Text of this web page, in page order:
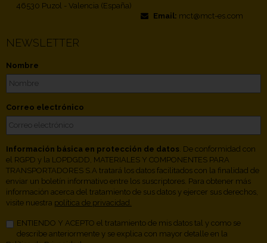
46530 Puzol - Valencia (España)
Email: mct@mct-es.com
NEWSLETTER
Nombre
Correo electrónico
Información básica en protección de datos . De conformidad con
el RGPD y la LOPDGDD, MATERIALES Y COMPONENTES PARA
TRANSPORTADORES S.A tratará los datos facilitados con la finalidad de
enviar un boletín informativo entre los suscriptores. Para obtener más
información acerca del tratamiento de sus datos y ejercer sus derechos,
visite nuestra política de privacidad.
ENTIENDO Y ACEPTO el tratamiento de mis datos tal y como se
describe anteriormente y se explica con mayor detalle en la